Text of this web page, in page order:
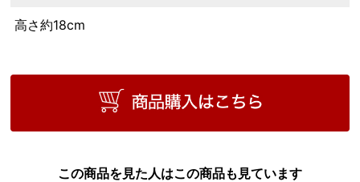
高さ約18cm
この商品を見た人はこの商品も見ています